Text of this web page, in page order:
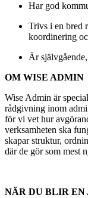
Har god
Trivs i en bred
koordinering
Är
OM WISE ADMIN
Wise Admin är
rådgivning inom
för vi vet hur
verksamheten ska
skapar struktur,
där de gör som mest
NÄR DU BLIR EN